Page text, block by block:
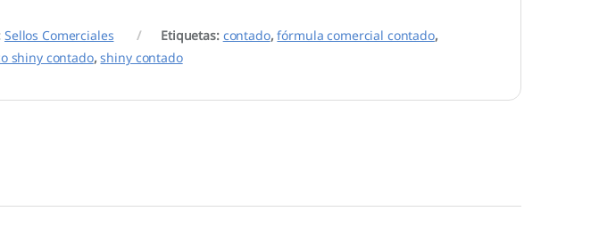
Sellos Comerciales Etiquetas: contado,fórmula comercial contado,
shiny contado,shiny contado